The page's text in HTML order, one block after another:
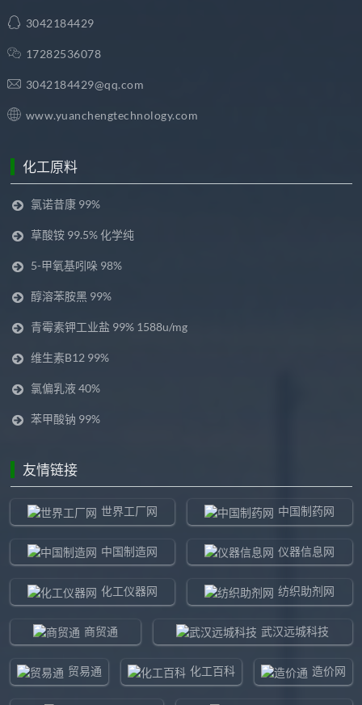
3042184429
17282536078
3042184429@qq.com
www.yuanchengtechnology.com
化工原料
氯诺昔康 99%
草酸铵 99.5% 化学纯
5-甲氧基吲哚 98%
醇溶苯胺黑 99%
青霉素钾工业盐 99% 1588u/mg
维生素B12 99%
氯偏乳液 40%
苯甲酸钠 99%
友情链接
世界工厂网 中国制药网
中国制造网 仪器信息网
化工仪器网 纺织助剂网
商贸通 武汉远城科技
贸易通 化工百科 造价网